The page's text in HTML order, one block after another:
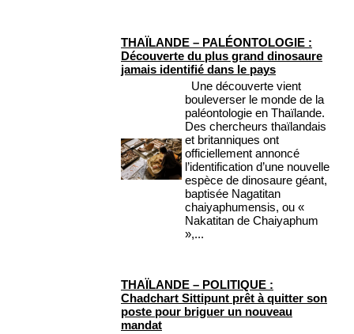
THAÏLANDE – PALÉONTOLOGIE :
Découverte du plus grand dinosaure
jamais identifié dans le pays
Une découverte vient
bouleverser le monde de la
paléontologie en Thaïlande.
Des chercheurs thaïlandais
et britanniques ont
officiellement annoncé
l’identification d’une nouvelle
espèce de dinosaure géant,
baptisée Nagatitan
chaiyaphumensis, ou «
Nakatitan de Chaiyaphum
»,...
THAÏLANDE – POLITIQUE :
Chadchart Sittipunt prêt à quitter son
poste pour briguer un nouveau
mandat